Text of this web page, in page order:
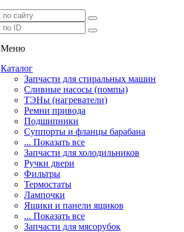
Меню
Каталог
Запчасти для стиральных машин
Сливные насосы (помпы)
ТЭНы (нагреватели)
Ремни привода
Подшипники
Суппорты и фланцы барабана
... Показать все
Запчасти для холодильников
Ручки двери
Фильтры
Термостаты
Лампочки
Ящики и панели ящиков
... Показать все
Запчасти для мясорубок